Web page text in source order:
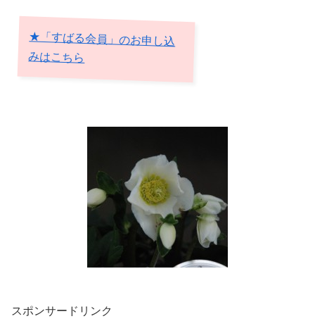
★「すばる会員」のお申し込
みはこちら
スポンサードリンク